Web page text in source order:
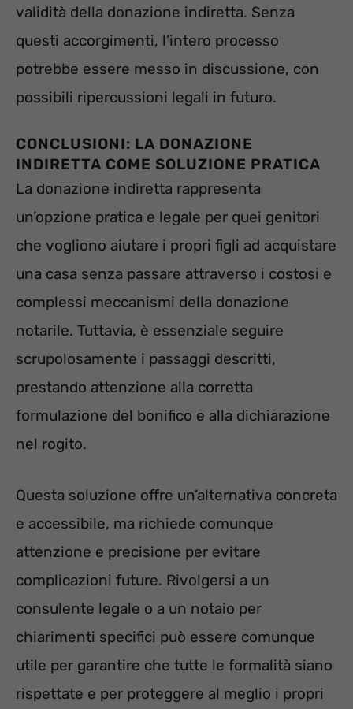
validità della donazione indiretta. Senza
questi accorgimenti, l’intero processo
potrebbe essere messo in discussione, con
possibili ripercussioni legali in futuro.
CONCLUSIONI: LA DONAZIONE
INDIRETTA COME SOLUZIONE PRATICA
La donazione indiretta rappresenta
un’opzione pratica e legale per quei genitori
che vogliono aiutare i propri figli ad acquistare
una casa senza passare attraverso i costosi e
complessi meccanismi della donazione
notarile. Tuttavia, è essenziale seguire
scrupolosamente i passaggi descritti,
prestando attenzione alla corretta
formulazione del bonifico e alla dichiarazione
nel rogito.
Questa soluzione offre un’alternativa concreta
e accessibile, ma richiede comunque
attenzione e precisione per evitare
complicazioni future. Rivolgersi a un
consulente legale o a un notaio per
chiarimenti specifici può essere comunque
utile per garantire che tutte le formalità siano
rispettate e per proteggere al meglio i propri